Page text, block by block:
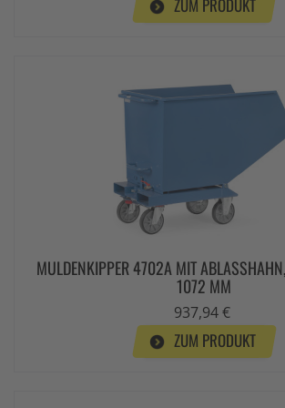
ZUM PRODUKT
MULDENKIPPER 4702A MIT
1072 MM
937,94 €
ZUM PRODUKT